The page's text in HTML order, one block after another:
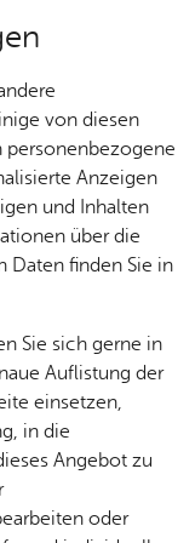
Ge­
sund­
heit &
kum
dru­cken
, 20:00 Uhr
in
von diesen
personenbezogene
Anzeigen
und Inhalten
über die
Daten finden Sie in
Sie sich gerne in
Auflistung der
einsetzen,
in die
Angebot zu
oder